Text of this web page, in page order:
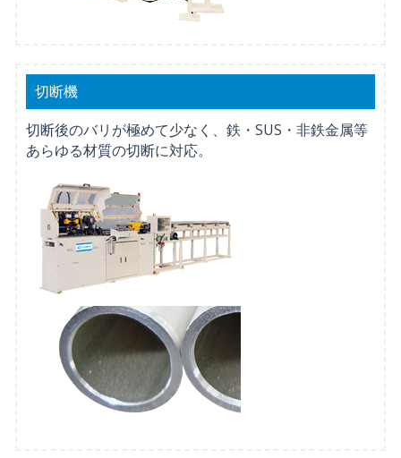
切断機
切断後のバリが極めて少なく、鉄・SUS・非鉄金属等
あらゆる材質の切断に対応。